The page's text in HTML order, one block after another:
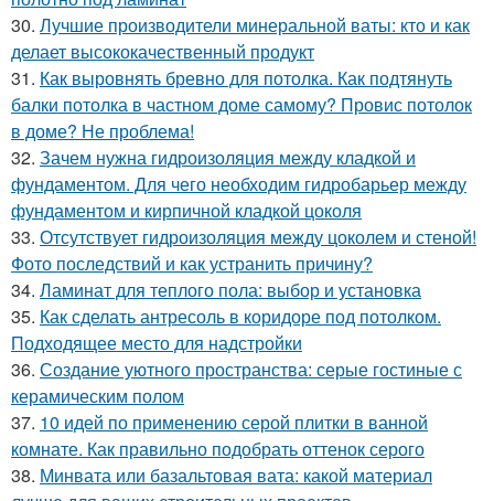
30. Лучшие производители минеральной ваты: кто и как
делает высококачественный продукт
31. Как выровнять бревно для потолка. Как подтянуть
балки потолка в частном доме самому? Провис потолок
в доме? Не проблема!
32. Зачем нужна гидроизоляция между кладкой и
фундаментом. Для чего необходим гидробарьер между
фундаментом и кирпичной кладкой цоколя
33. Отсутствует гидроизоляция между цоколем и стеной!
Фото последствий и как устранить причину?
34. Ламинат для теплого пола: выбор и установка
35. Как сделать антресоль в коридоре под потолком.
Подходящее место для надстройки
36. Создание уютного пространства: серые гостиные с
керамическим полом
37. 10 идей по применению серой плитки в ванной
комнате. Как правильно подобрать оттенок серого
38. Минвата или базальтовая вата: какой материал